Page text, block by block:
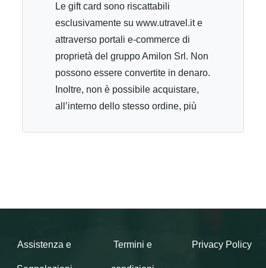
Le gift card sono riscattabili
esclusivamente su www.utravel.it e
attraverso portali e-commerce di
proprietà del gruppo Amilon Srl. Non
possono essere convertite in denaro.
Inoltre, non è possibile acquistare,
all’interno dello stesso ordine, più
del viaggio tra i 18 e 30 anni non
Assistenza e Termini e Privacy Policy